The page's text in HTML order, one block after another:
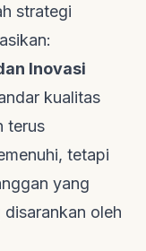
strategi
Inovasi
kualitas
terus
tetapi
yang
oleh